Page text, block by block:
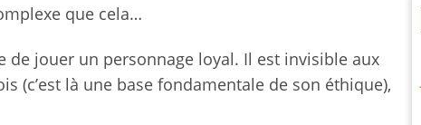
que cela…
de jouer un personnage loyal. Il est invisible aux
(c’est là une base fondamentale de son éthique),